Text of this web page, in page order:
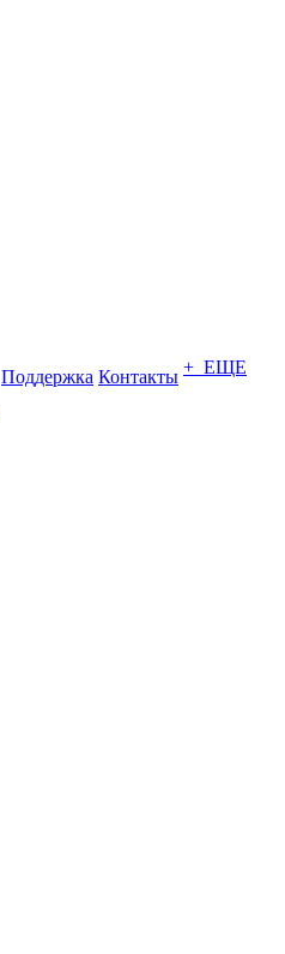
Поддержка Контакты + ЕЩЕ